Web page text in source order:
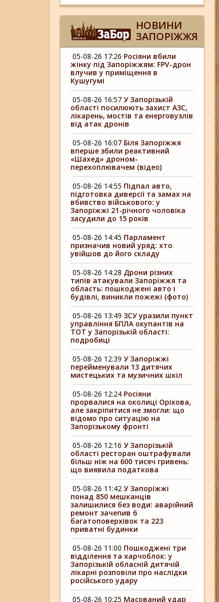
НОВИНИ
ЗАПОРІЖЖЯ
05-08-26 17:26 Росіяни вбили
жінку під Запоріжжям: FPV-дрон
влучив у приміщення в
Кушугумі
05-08-26 16:57 У Запорізькій
області посилюють захист АЗС,
лікарень, мостів та енерговузлів
від атак дронів
05-08-26 16:07 Біля Запоріжжя
вперше збили реактивний
«Шахед» дроном-
перехоплювачем (відео)
05-08-26 14:55 Підпал авто,
підготовка диверсії та замах на
вбивство військового: у
Запоріжжі 21-річного чоловіка
засудили до 15 років
05-08-26 14:45 Парламент
призначив новий уряд: хто
увійшов до його складу
05-08-26 14:28 Дрони різних
типів атакували Запоріжжя та
область: пошкоджені авто і
будівлі, виникли пожежі (фото)
05-08-26 13:49 ЗСУ уразили пункт
управління БПЛА окупантів на
ТОТ у Запорізькій області:
подробиці
05-08-26 12:39 У Запоріжжі
перейменували 13 дитячих
мистецьких та музичних шкіл
05-08-26 12:24 Росіяни
прорвалися на околиці Оріхова,
але закріпитися не змогли: що
відомо про ситуацію на
Запорізькому фронті
05-08-26 12:16 У Запорізькій
області ресторан оштрафували
більш ніж на 600 тисяч гривень:
що виявила податкова
05-08-26 11:42 У Запоріжжі
понад 850 мешканців
залишилися без води: аварійний
ремонт зачепив 6
багатоповерхівок та 223
приватні будинки
05-08-26 11:00 Пошкоджені три
відділення та харчоблок: у
Запорізькій обласній дитячій
лікарні розповіли про наслідки
російського удару
05-08-26 10:25 Масований удар